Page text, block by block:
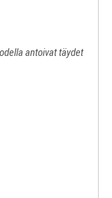
antoivat täydet